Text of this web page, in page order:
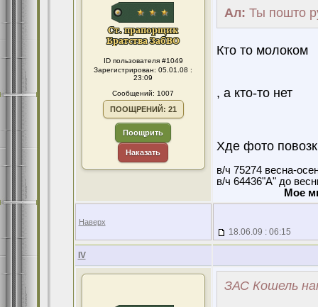
ID пользователя #1049
Зарегистрирован: 05.01.08 :
23:09
Сообщений: 1007
ПООЩРЕНИЙ: 21
Поощрить
Наказать
Ал: Ты пошто
Кто то молоком
, а кто-то нет
Хде фото
в/ч 75274 весна-
в/ч 64436"А" до
Мое
Наверх
18.06.09 : 06:15
IV
ЗАС Кошель